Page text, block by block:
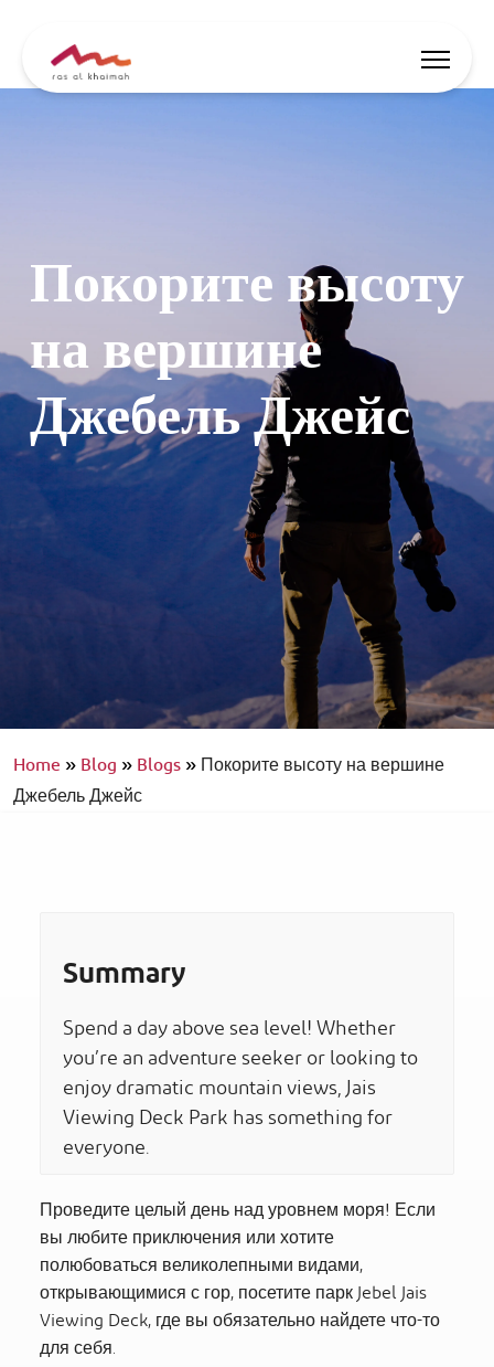
Не істеу керек
Саяхатыңды жоспарла
🇰🇿 KK Оқиға Іздеу
Покорите высоту
на вершине
Джебель Джейс
Home»Blog»Blogs»Покорите высоту на вершине
Джебель Джейс
Summary
Spend a day above sea level! Whether
you’re an adventure seeker or looking to
enjoy dramatic mountain views, Jais
Viewing Deck Park has something for
everyone.
Проведите целый день над уровнем моря! Если
вы любите приключения или хотите
полюбоваться великолепными видами,
открывающимися с гор, посетите парк Jebel Jais
Viewing Deck, где вы обязательно найдете что-то
для себя.